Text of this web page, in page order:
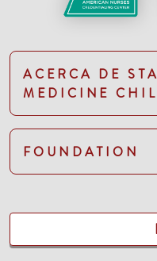
ACERCA DE
MEDICINE
FOUNDATION